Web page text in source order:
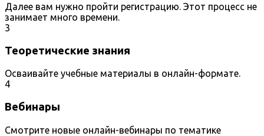
Далее вам нужно пройти регистрацию. Этот процесс не
занимает много времени.
3
Теоретические знания
Осваивайте учебные материалы в онлайн-формате.
4
Вебинары
Смотрите новые онлайн-вебинары по тематике